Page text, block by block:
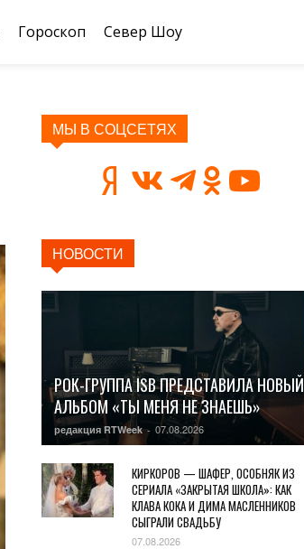
Гороскоп Север Шоу
МЫ В СОЦСЕТЯХ
НОВОСТИ
РОК-ГРУППА ISB ПРЕДСТАВИЛА НОВЫЙ
АЛЬБОМ «ТЫ МЕНЯ НЕ ЗНАЕШЬ»
редакция RTWeek - 07.08.2026
КИРКОРОВ — ШАФЕР, ОСОБНЯК ИЗ
СЕРИАЛА «ЗАКРЫТАЯ ШКОЛА»: КАК
КЛАВА КОКА И ДИМА МАСЛЕННИКОВ
СЫГРАЛИ СВАДЬБУ
07.08.2026